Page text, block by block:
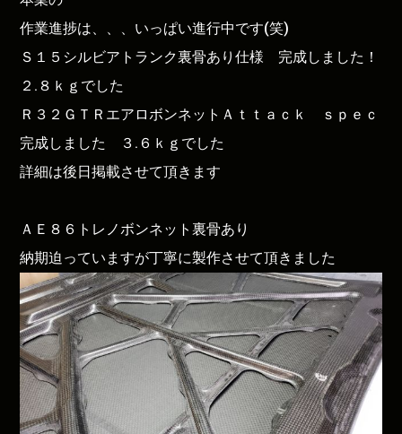
作業進捗は、、、いっぱい進行中です(笑)
Ｓ１５シルビアトランク裏骨あり仕様 完成しました！
２.８ｋｇでした
Ｒ３２ＧＴＲエアロボンネットＡｔｔａｃｋ ｓｐｅｃ
完成しました ３.６ｋｇでした
詳細は後日掲載させて頂きます
ＡＥ８６トレノボンネット裏骨あり
納期迫っていますが丁寧に製作させて頂きました